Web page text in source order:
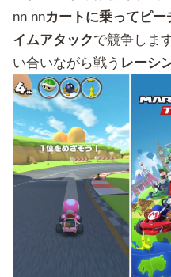
nn nnカートに乗ってピー
イムアタックで競争しま
い合いながら戦う レーシ